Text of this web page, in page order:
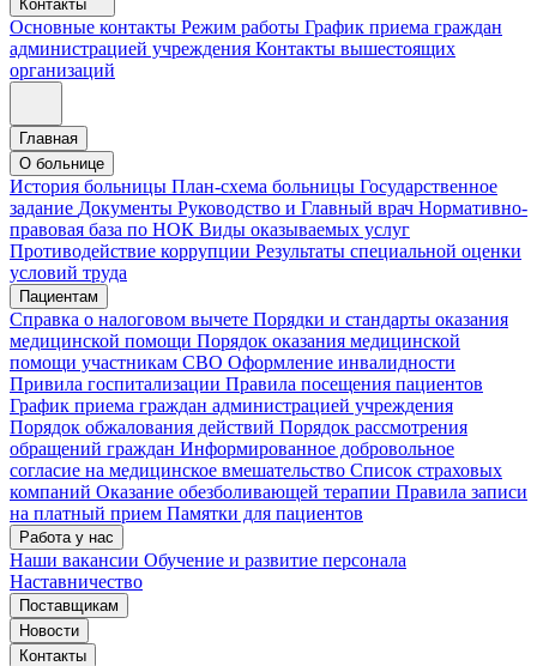
Контакты
Основные контакты Режим работы График приема граждан
администрацией учреждения Контакты вышестоящих
организаций
Главная
О больнице
История больницы План-схема больницы Государственное
задание Документы Руководство и Главный врач Нормативно-
правовая база по НОК Виды оказываемых услуг
Противодействие коррупции Результаты специальной оценки
условий труда
Пациентам
Справка о налоговом вычете Порядки и стандарты оказания
медицинской помощи Порядок оказания медицинской
помощи участникам СВО Оформление инвалидности
Привила госпитализации Правила посещения пациентов
График приема граждан администрацией учреждения
Порядок обжалования действий Порядок рассмотрения
обращений граждан Информированное добровольное
согласие на медицинское вмешательство Список страховых
компаний Оказание обезболивающей терапии Правила записи
на платный прием Памятки для пациентов
Работа у нас
Наши вакансии Обучение и развитие персонала
Наставничество
Поставщикам
Новости
Контакты